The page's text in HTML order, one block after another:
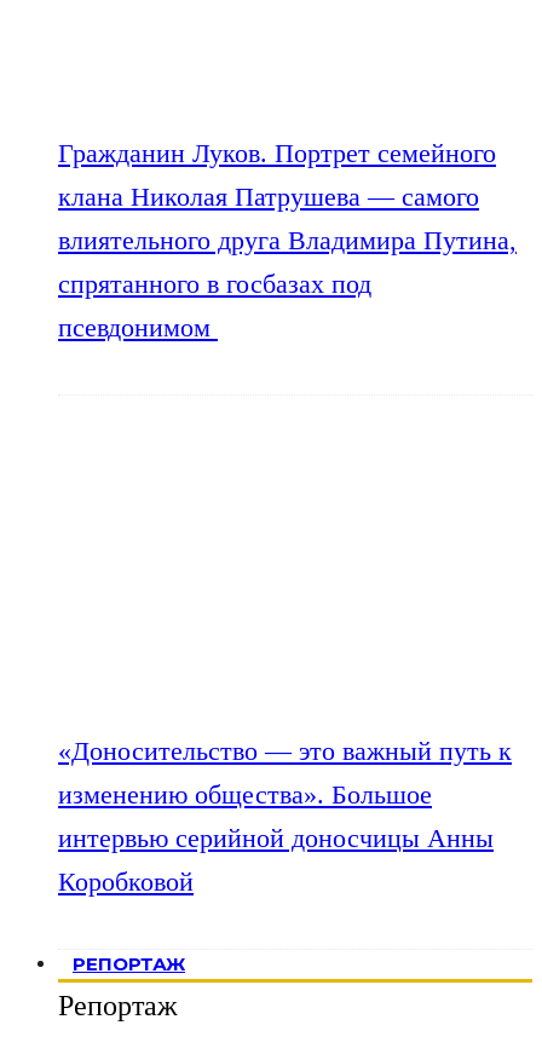
Гражданин Луков. Портрет семейного
клана Николая Патрушева — самого
влиятельного друга Владимира Путина,
спрятанного в госбазах под
псевдонимом
«Доносительство — это важный путь к
изменению общества». Большое
интервью серийной доносчицы Анны
Коробковой
РЕПОРТАЖ
Репортаж